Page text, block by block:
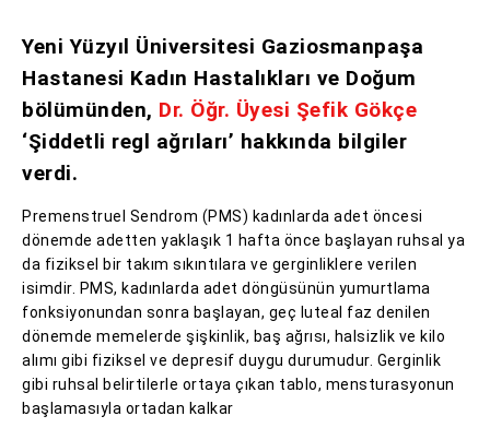
Yeni Yüzyıl Üniversitesi Gaziosmanpaşa
Hastanesi Kadın Hastalıkları ve Doğum
bölümünden, Dr. Öğr. Üyesi Şefik Gökçe
‘Şiddetli regl ağrıları’ hakkında bilgiler
verdi.
Premenstruel Sendrom (PMS) kadınlarda adet öncesi
dönemde adetten yaklaşık 1 hafta önce başlayan ruhsal ya
da fiziksel bir takım sıkıntılara ve gerginliklere verilen
isimdir. PMS, kadınlarda adet döngüsünün yumurtlama
fonksiyonundan sonra başlayan, geç luteal faz denilen
dönemde memelerde şişkinlik, baş ağrısı, halsizlik ve kilo
alımı gibi fiziksel ve depresif duygu durumudur. Gerginlik
gibi ruhsal belirtilerle ortaya çıkan tablo, mensturasyonun
başlamasıyla ortadan kalkar